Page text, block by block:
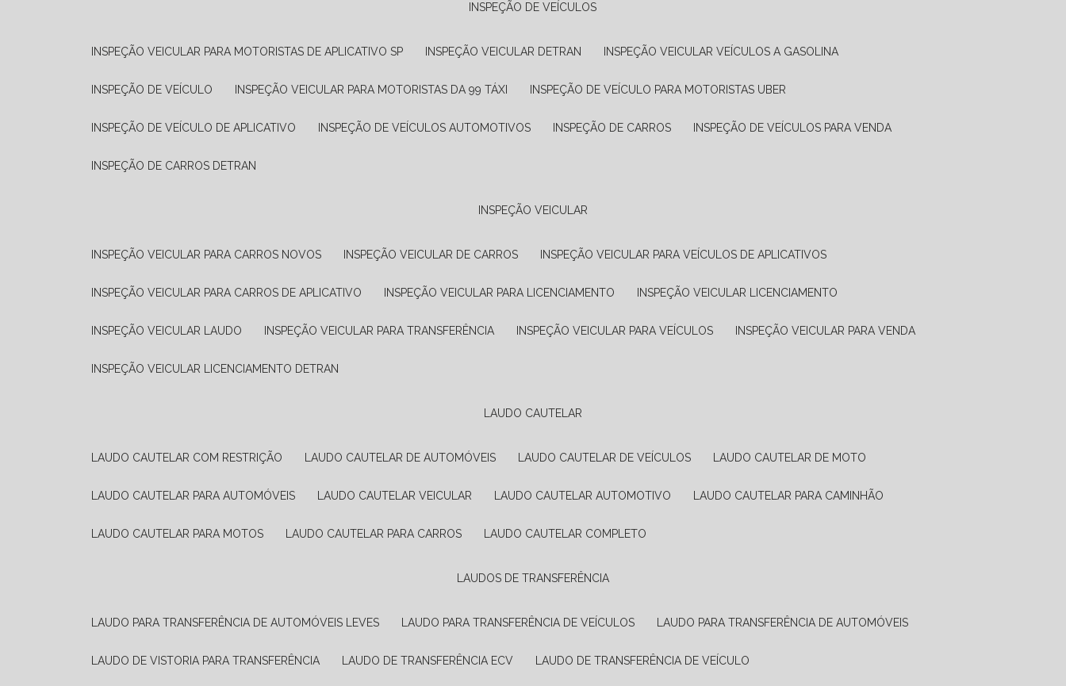
INSPEÇÃO DE VEÍCULOS
INSPEÇÃO VEICULAR PARA MOTORISTAS DE APLICATIVO SP INSPEÇÃO VEICULAR DETRAN INSPEÇÃO VEICULAR VEÍCULOS A GASOLINA
INSPEÇÃO DE VEÍCULO INSPEÇÃO VEICULAR PARA MOTORISTAS DA 99 TÁXI INSPEÇÃO DE VEÍCULO PARA MOTORISTAS UBER
INSPEÇÃO DE VEÍCULO DE APLICATIVO INSPEÇÃO DE VEÍCULOS AUTOMOTIVOS INSPEÇÃO DE CARROS INSPEÇÃO DE VEÍCULOS PARA VENDA
INSPEÇÃO DE CARROS DETRAN
INSPEÇÃO VEICULAR
INSPEÇÃO VEICULAR PARA CARROS NOVOS INSPEÇÃO VEICULAR DE CARROS INSPEÇÃO VEICULAR PARA VEÍCULOS DE APLICATIVOS
INSPEÇÃO VEICULAR PARA CARROS DE APLICATIVO INSPEÇÃO VEICULAR PARA LICENCIAMENTO INSPEÇÃO VEICULAR LICENCIAMENTO
INSPEÇÃO VEICULAR LAUDO INSPEÇÃO VEICULAR PARA TRANSFERÊNCIA INSPEÇÃO VEICULAR PARA VEÍCULOS INSPEÇÃO VEICULAR PARA VENDA
INSPEÇÃO VEICULAR LICENCIAMENTO DETRAN
LAUDO CAUTELAR
LAUDO CAUTELAR COM RESTRIÇÃO LAUDO CAUTELAR DE AUTOMÓVEIS LAUDO CAUTELAR DE VEÍCULOS LAUDO CAUTELAR DE MOTO
LAUDO CAUTELAR PARA AUTOMÓVEIS LAUDO CAUTELAR VEICULAR LAUDO CAUTELAR AUTOMOTIVO LAUDO CAUTELAR PARA CAMINHÃO
LAUDO CAUTELAR PARA MOTOS LAUDO CAUTELAR PARA CARROS LAUDO CAUTELAR COMPLETO
LAUDOS DE TRANSFERÊNCIA
LAUDO PARA TRANSFERÊNCIA DE AUTOMÓVEIS LEVES LAUDO PARA TRANSFERÊNCIA DE VEÍCULOS LAUDO PARA TRANSFERÊNCIA DE AUTOMÓVEIS
LAUDO DE VISTORIA PARA TRANSFERÊNCIA LAUDO DE TRANSFERÊNCIA ECV LAUDO DE TRANSFERÊNCIA DE VEÍCULO